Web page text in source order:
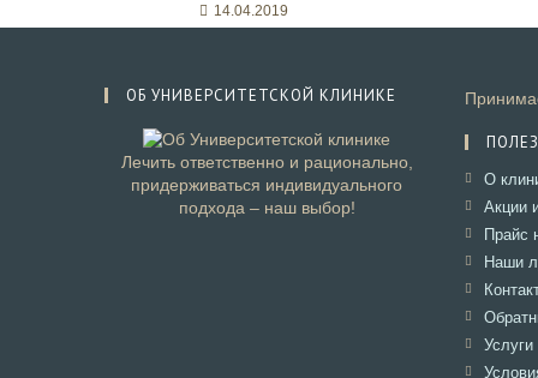
я
14.04.2019
ОБ УНИВЕРСИТЕТСКОЙ КЛИНИКЕ
Лечить ответственно и рационально,
придерживаться индивидуального
подхода – наш выбор!
О
Акции
Прайс
Наши
Услуги